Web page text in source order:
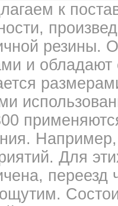
к
резины.
и
Для
переезд